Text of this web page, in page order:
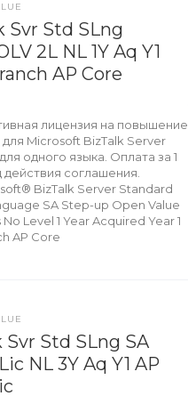
Svr Std SLng
2L NL 1Y Aq Y1
AP Core
лицензия на повышение
Microsoft BizTalk Server
одного языка. Оплата за 1
действия соглашения.
BizTalk Server Standard
SA Step-up Open Value
Level 1 Year Acquired Year 1
AP Core
Svr Std SLng SA
NL 3Y Aq Y1 AP